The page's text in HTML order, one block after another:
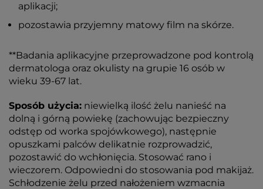
aplikacji;
pozostawia przyjemny matowy film na skórze.
**Badania aplikacyjne przeprowadzone pod kontrolą
dermatologa oraz okulisty na grupie 16 osób w
wieku 39-67 lat.
Sposób użycia: niewielką ilość żelu nanieść na
dolną i górną powiekę (zachowując bezpieczny
odstęp od worka spojówkowego), następnie
opuszkami palców delikatnie rozprowadzić,
pozostawić do wchłonięcia. Stosować rano i
wieczorem. Odpowiedni do stosowania pod makijaż.
Schłodzenie żelu przed nałożeniem wzmacnia